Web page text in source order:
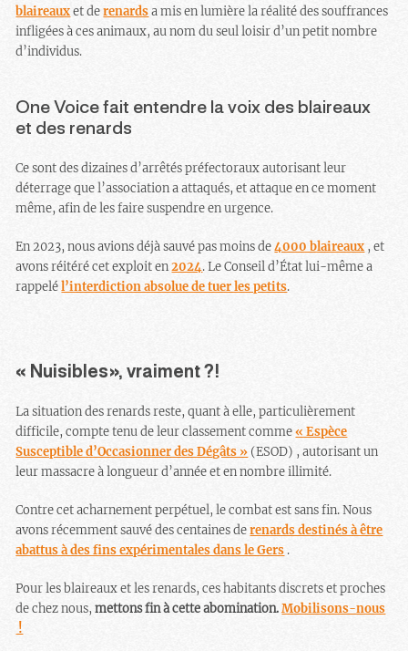
blaireauxet derenardsa mis en lumière la réalité des souffrances
infligées à ces animaux, au nom du seul loisir d’un petit nombre
d’individus.
One Voice fait entendre la voix des blaireaux
et des renards
Ce sont des dizaines d’arrêtés préfectoraux autorisant leur
déterrage que l’association a attaqués, et attaque en ce moment
même, afin de les faire suspendre en urgence.
En 2023, nous avions déjà sauvé pas moins de4000 blaireaux , et
avons réitéré cet exploit en2024. Le Conseil d’État lui-même a
rappelél’interdiction absolue de tuer les petits.
« Nuisibles», vraiment ?!
La situation des renards reste, quant à elle, particulièrement
difficile, compte tenu de leur classement comme« Espèce
Susceptible d’Occasionner des Dégâts » (ESOD) , autorisant un
leur massacre à longueur d’année et en nombre illimité.
Contre cet acharnement perpétuel, le combat est sans fin. Nous
avons récemment sauvé des centaines derenards destinés à être
abattus à des fins expérimentales dans le Gers .
Pour les blaireaux et les renards, ces habitants discrets et proches
de chez nous,mettons fin à cette abomination. Mobilisons-nous
!